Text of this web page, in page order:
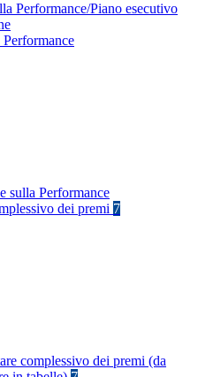
Performance/Piano esecutivo
sulla Performance
dei premi 7
complessivo dei premi (da